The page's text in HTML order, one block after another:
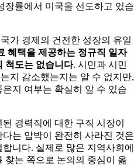
장률에서 미국을 선도하고 있습
가 경제의 건전한 성장의 유일
혜택을 제공하는 정규직 일자
척도는 없습니다. 시민과 시민
지 감소했는지는 알 수 없지만,
지 여부는 확실히 알 수 있습
경력직에 대한 구직 시장이
는 압박이 완전히 사라진 것은
니다. 실제로 많은 지역사회에
찾는 쪽으로 논의의 중심이 옮